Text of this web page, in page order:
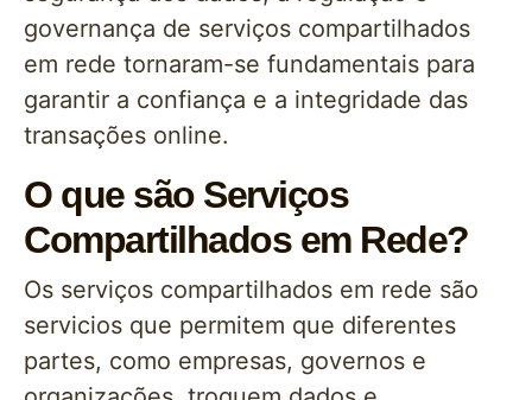
governança de serviços compartilhados
em rede tornaram-se fundamentais para
garantir a confiança e a integridade das
transações online.
O que são Serviços
Compartilhados em Rede?
Os serviços compartilhados em rede são
servicios que permitem que diferentes
partes, como empresas, governos e